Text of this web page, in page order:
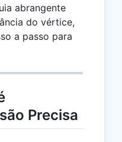
abrangente
do vértice,
a passo para
Precisa